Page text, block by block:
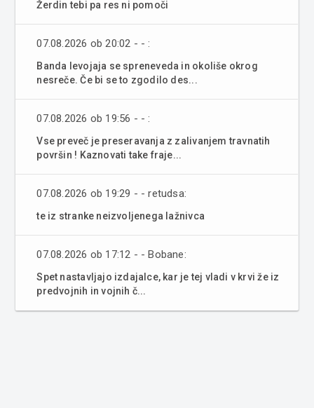
Žerdin tebi pa res ni pomoči
07.08.2026 ob 20:02 - - :
Banda levojaja se spreneveda in okoliše okrog
nesreče. Če bi se to zgodilo des...
07.08.2026 ob 19:56 - - :
Vse preveč je preseravanja z zalivanjem travnatih
površin ! Kaznovati take fraje...
07.08.2026 ob 19:29 - - retudsa:
te iz stranke neizvoljenega lažnivca
07.08.2026 ob 17:12 - - Bobane:
Spet nastavljajo izdajalce, kar je tej vladi v krvi že iz
predvojnih in vojnih č...